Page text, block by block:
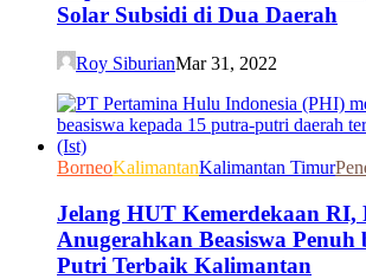
Solar Subsidi di Dua Daerah
Roy SiburianMar 31, 2022
BorneoKalimantanKalimantan Timur
Jelang HUT Kemerdekaan RI,
Anugerahkan Beasiswa Penuh
Putri Terbaik Kalimantan